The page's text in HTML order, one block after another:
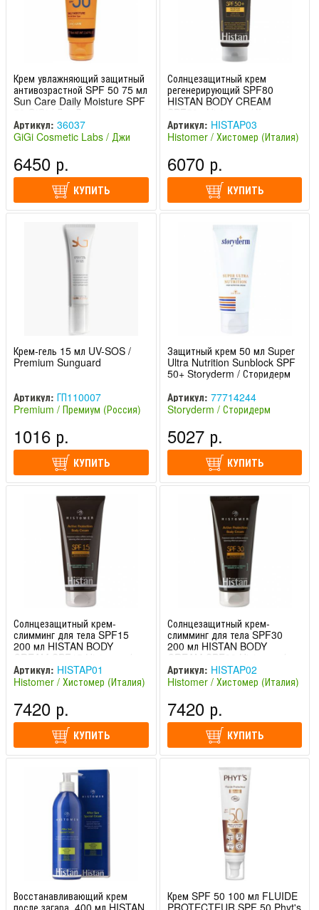
Крем увлажняющий защитный
антивозрастной SPF 50 75 мл
Sun Care Daily Moisture SPF
50 GiGi / ДжиДжи
Артикул: 36037
GiGi Cosmetic Labs / Джи
6450 р.
КУПИТЬ
Солнцезащитный крем
регенерирующий SPF80
HISTAN BODY CREAM
SPF50+ Histomer / Хистомер
Артикул: HISTAP03
Histomer / Хистомер (Италия)
6070 р.
КУПИТЬ
Крем-гель 15 мл UV-SOS /
Premium Sunguard
Артикул: ГП110007
Premium / Премиум (Россия)
1016 р.
КУПИТЬ
Защитный крем 50 мл Super
Ultra Nutrition Sunblock SPF
50+ Storyderm / Сторидерм
Артикул: 77714244
Storyderm / Сторидерм
5027 р.
КУПИТЬ
Солнцезащитный крем-
слимминг для тела SPF15
200 мл HISTAN BODY
CREAM SPF15 Histomer /
Хистомер
Артикул: HISTAP01
Histomer / Хистомер (Италия)
7420 р.
КУПИТЬ
Солнцезащитный крем-
слимминг для тела SPF30
200 мл HISTAN BODY
CREAM SPF30 Histomer /
Хистомер
Артикул: HISTAP02
Histomer / Хистомер (Италия)
7420 р.
КУПИТЬ
Восстанавливающий крем
Крем SPF 50 100 мл FLUIDE